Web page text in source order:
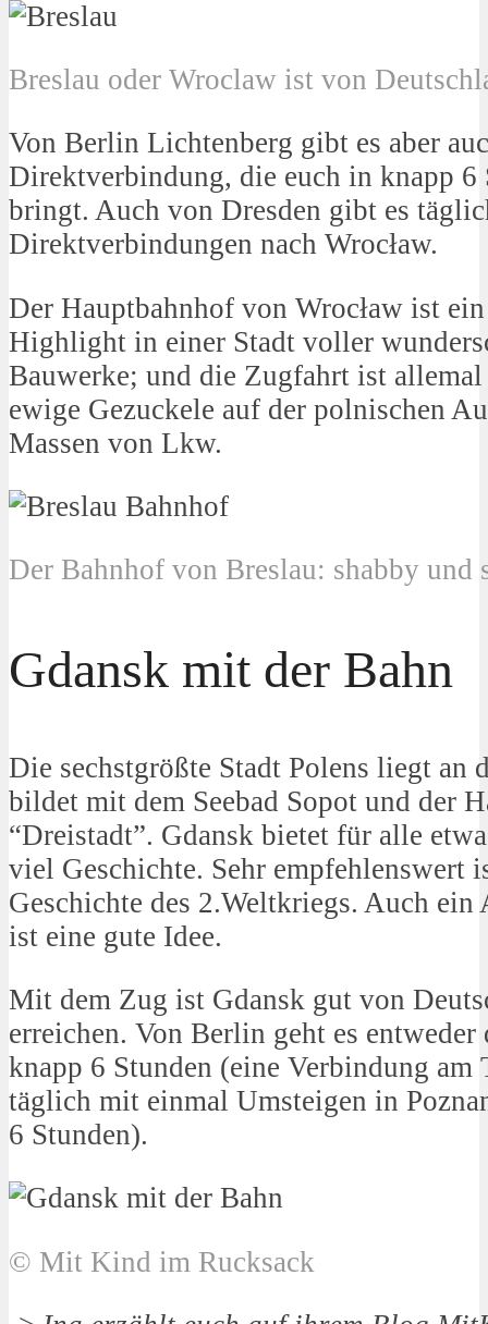
Breslau oder Wroclaw ist von
Von Berlin Lichtenberg gibt es aber
Direktverbindung, die euch in knapp 6
bringt. Auch von Dresden gibt es
Direktverbindungen nach Wrocław.
Der Hauptbahnhof von Wrocław ist
Highlight in einer Stadt voller
Bauwerke; und die Zugfahrt ist allemal
ewige Gezuckele auf der polnischen
Massen von Lkw.
Der Bahnhof von Breslau: shabby
Gdansk mit der Bahn
Die sechstgrößte Stadt Polens liegt an
bildet mit dem Seebad Sopot und der
“Dreistadt”. Gdansk bietet für alle
viel Geschichte. Sehr empfehlenswert
Geschichte des 2.Weltkriegs. Auch ein
ist eine gute Idee.
Mit dem Zug ist Gdansk gut von
erreichen. Von Berlin geht es
knapp 6 Stunden (eine Verbindung am
täglich mit einmal Umsteigen in
6 Stunden).
© Mit Kind im Rucksack